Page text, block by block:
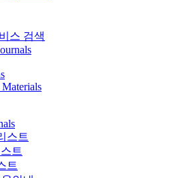
스 검색
스트
트
트